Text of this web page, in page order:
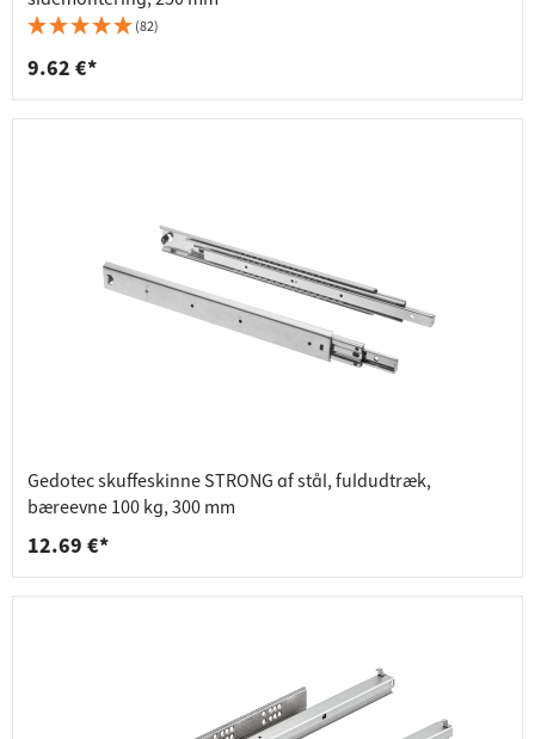
(82)
9.62 €*
Gedotec skuffeskinne STRONG af stål, fuldudtræk,
bæreevne 100 kg, 300 mm
12.69 €*